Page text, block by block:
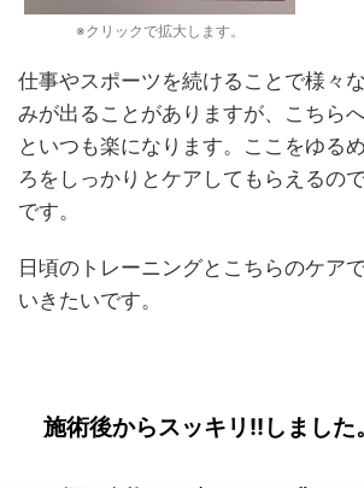
※クリックで拡大します。
仕事やスポーツを続けることで様々
みが出ることがありますが、こちら
といつも楽になります。ここをゆる
ろをしっかりとケアしてもらえるの
です。
日頃のトレーニングとこちらのケア
いきたいです。
施術後からスッキリ!!しました。